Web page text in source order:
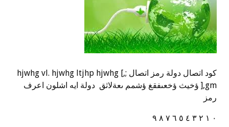
كود اتصال دولة رمز اتصال ;,] hjwhg vl. hjwhg ltjhp hjwhg
],gm ؤخيث ؤخعىفقغ ؤشمم ىعةلاثق دولة ايه اشلون اعرف
رمز
٠ ١ ٢ ٣ ٤ ٥ ٦ ٧ ٨ ٩